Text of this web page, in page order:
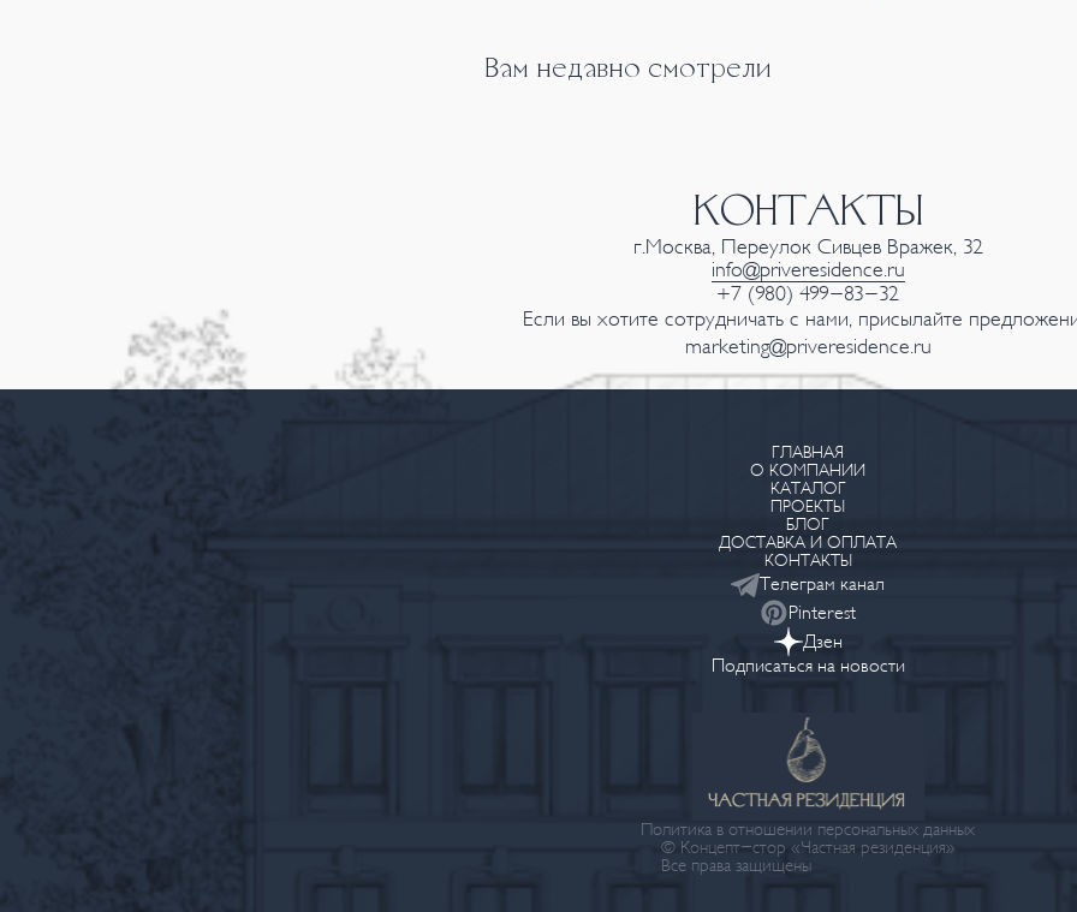
Вам недавно смотрели
КОНТАКТЫ
г.Москва, Переулок Сивцев Вражек, 32
info@priveresidence.ru
+7 (980) 499-83-32
Если вы хотите сотрудничать с нами, присылайте
marketing@priveresidence.ru
ГЛАВНАЯ
О КОМПАНИИ
КАТАЛОГ
ПРОЕКТЫ
БЛОГ
ДОСТАВКА И ОПЛАТА
КОНТАКТЫ
Телеграм канал
Pinterest
Дзен
Подписаться на новости
Политика в отношении персональных данных
© Концепт-стор «Частная резиденция»
Все права защищены